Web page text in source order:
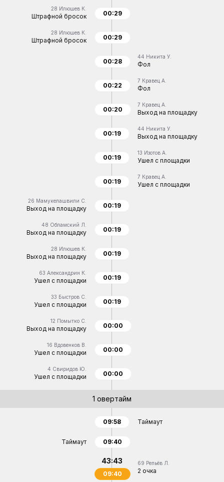
28 Илюшев К.
Штрафной бросок 00:29
28 Илюшев К.
Штрафной бросок 00:29
44 Никита У.
Фол
00:28
7 Кравец А.
Фол
00:22
7 Кравец А.
Выход на площадку
00:20
44 Никита У.
Выход на площадку
00:19
13 Изотов А.
Ушел с площадки
00:19
7 Кравец А.
Ушел с площадки
00:19
26 Мамукелашвили С.
Выход на площадку 00:19
48 Обламский Л.
Выход на площадку 00:19
28 Илюшев К.
Выход на площадку 00:19
63 Александрин К.
Ушел с площадки 00:19
33 Быстров С.
Ушел с площадки 00:19
12 Помытко С.
Выход на площадку 00:00
16 Вдовенков В.
Ушел с площадки 00:00
4 Свиридов Ю.
Ушел с площадки 00:00
1 овертайм
Таймаут
09:58
Таймаут 09:40
69 Репьёв Л.
2 очка
43:43
09:40